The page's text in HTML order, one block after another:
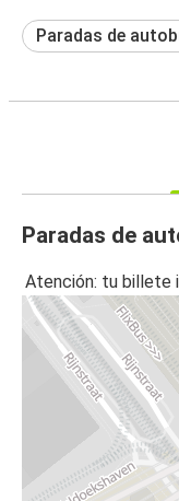
Paradas de
Paradas de
Atención: tu billete